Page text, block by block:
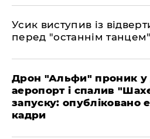
​Усик виступив із
перед "останнім
​Дрон "Альфи" проник у
аеропорт і спалив
запуску: опубліковано
кадри